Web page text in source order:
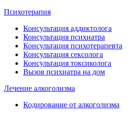
Психотерапия
Консультация аддиктолога
Консультация психиатра
Консультация психотерапевта
Консультация сексолога
Консультация токсиколога
Вызов психиатра на дом
Лечение алкоголизма
Кодирование от алкоголизма